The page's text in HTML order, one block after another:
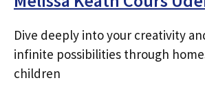
Dive deeply into your creativity
infinite possibilities through
children